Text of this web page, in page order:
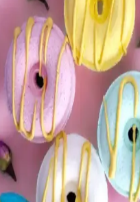
Zencefil ve
Ürünü Tanıtımı
doğal içerikli, çok
ve selvi kokulu duş jeli
testlerden geçmiş güvenli
Frezya ve Nar
ve Ferahlatıcı
Frezya ve Nar Kokulu Krem
kokusuyla cildi yumuşak
deneyimi sunar, hassas ciltlere